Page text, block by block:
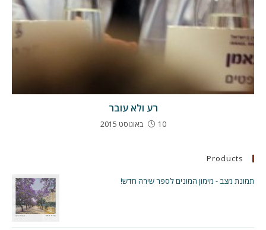
רע ולא עובר
10 באוגוסט 2015
Products
תמונת מצב - מימון המונים לספר שירה חדש!